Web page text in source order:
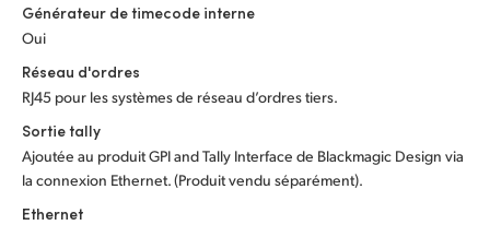
Générateur de timecode interne
Oui
Réseau d'ordres
RJ45 pour les systèmes de réseau d’ordres tiers.
Sortie tally
Ajoutée au produit GPI and Tally Interface de Blackmagic Design via
la connexion Ethernet. (Produit vendu séparément).
Ethernet